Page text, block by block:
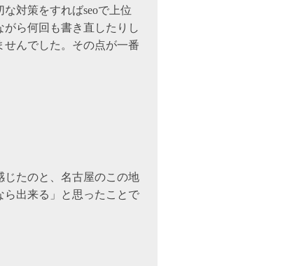
対策をすればseoで上位
ら何回も書き直したりし
んでした。その点が一番
たのと、名古屋のこの地
出来る」と思ったことで